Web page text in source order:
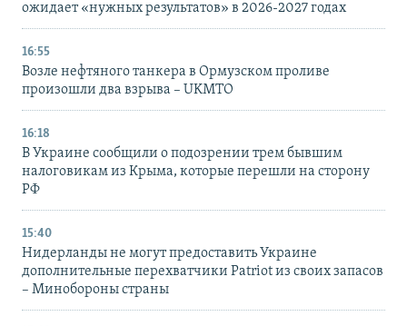
ожидает «нужных результатов» в 2026-2027 годах
16:55
Возле нефтяного танкера в Ормузском проливе
произошли два взрыва – UKMTO
16:18
В Украине сообщили о подозрении трем бывшим
налоговикам из Крыма, которые перешли на сторону
РФ
15:40
Нидерланды не могут предоставить Украине
дополнительные перехватчики Patriot из своих запасов
– Минобороны страны